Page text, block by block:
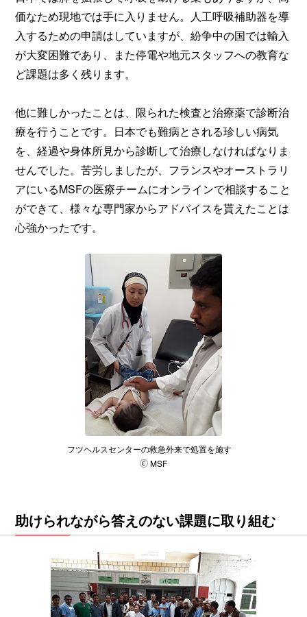
フツヘルスセンターの救急外来で処置を施す
🄫 MSF
価なため現地では手に入りません。人工呼吸補助器を導
入するための申請はしていますが、紛争中の国では輸入
が大変困難であり、また停電や地元スタッフへの教育な
ど課題は多く残ります。
他に難しかったことは、限られた検査と治療薬で診断治
療を行うことです。日本でも難病とされる珍しい病気
を、経過や身体所見から診断して治療しなければなりま
せんでした。苦労しましたが、フランスやオーストラリ
アにいるMSFの医療チームにオンラインで相談すること
ができて、様々な専門家からアドバイスを貰えたことは
心強かったです。
助けられながら答えのない課題に取り組む